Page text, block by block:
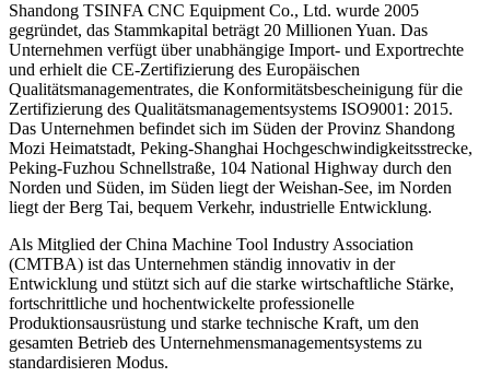
Shandong TSINFA CNC Equipment Co., Ltd. wurde 2005
gegründet, das Stammkapital beträgt 20 Millionen Yuan. Das
Unternehmen verfügt über unabhängige Import- und Exportrechte
und erhielt die CE-Zertifizierung des Europäischen
Qualitätsmanagementrates, die Konformitätsbescheinigung für die
Zertifizierung des Qualitätsmanagementsystems ISO9001: 2015.
Das Unternehmen befindet sich im Süden der Provinz Shandong
Mozi Heimatstadt, Peking-Shanghai Hochgeschwindigkeitsstrecke,
Peking-Fuzhou Schnellstraße, 104 National Highway durch den
Norden und Süden, im Süden liegt der Weishan-See, im Norden
liegt der Berg Tai, bequem Verkehr, industrielle Entwicklung.
Als Mitglied der China Machine Tool Industry Association
(CMTBA) ist das Unternehmen ständig innovativ in der
Entwicklung und stützt sich auf die starke wirtschaftliche Stärke,
fortschrittliche und hochentwickelte professionelle
Produktionsausrüstung und starke technische Kraft, um den
gesamten Betrieb des Unternehmensmanagementsystems zu
standardisieren Modus.